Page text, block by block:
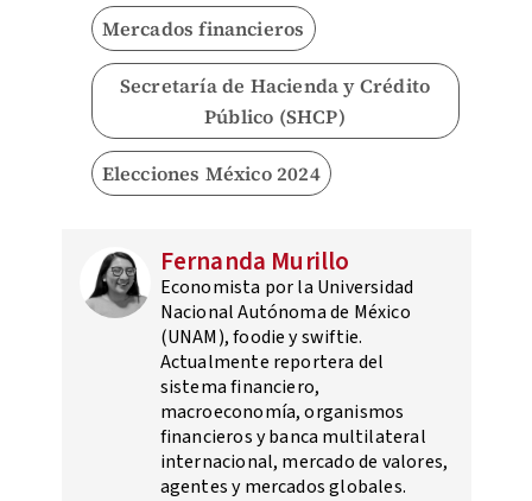
Mercados financieros
Secretaría de Hacienda y Crédito
Público (SHCP)
Elecciones México 2024
Fernanda Murillo
Economista por la Universidad
Nacional Autónoma de México
(UNAM), foodie y swiftie.
Actualmente reportera del
sistema financiero,
macroeconomía, organismos
financieros y banca multilateral
internacional, mercado de valores,
agentes y mercados globales.